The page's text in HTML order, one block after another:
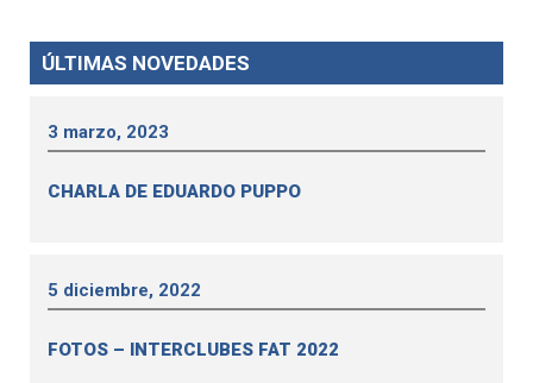
ÚLTIMAS NOVEDADES
3 marzo, 2023
CHARLA DE EDUARDO PUPPO
5 diciembre, 2022
FOTOS – INTERCLUBES FAT 2022